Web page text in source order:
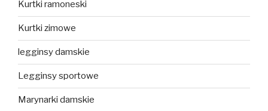
Kurtki ramoneski
Kurtki zimowe
legginsy damskie
Legginsy sportowe
Marynarki damskie